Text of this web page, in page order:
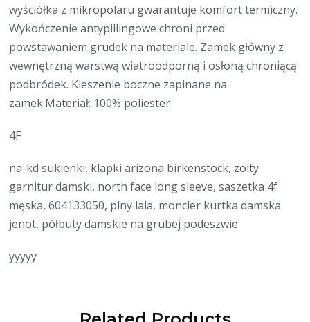
wyściółka z mikropolaru gwarantuje komfort termiczny.
Wykończenie antypillingowe chroni przed
powstawaniem grudek na materiale. Zamek główny z
wewnętrzną warstwą wiatroodporną i osłoną chroniącą
podbródek. Kieszenie boczne zapinane na
zamek.Materiał: 100% poliester
4F
na-kd sukienki, klapki arizona birkenstock, zolty
garnitur damski, north face long sleeve, saszetka 4f
męska, 604133050, plny lala, moncler kurtka damska
jenot, półbuty damskie na grubej podeszwie
yyyyy